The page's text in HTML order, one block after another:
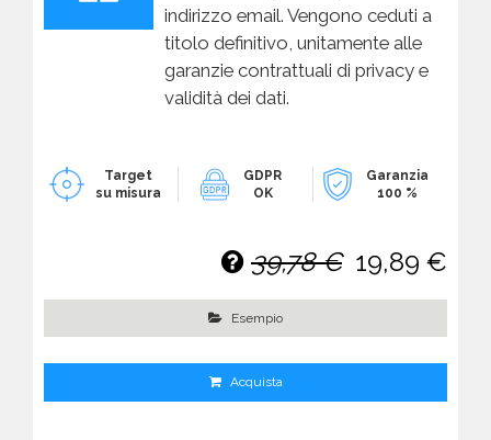
indirizzo email. Vengono ceduti a
titolo definitivo, unitamente alle
garanzie contrattuali di privacy e
validità dei dati.
Target
su misura
GDPR
OK
Garanzia
100 %
39,78 € 19,89 €
Esempio
Acquista